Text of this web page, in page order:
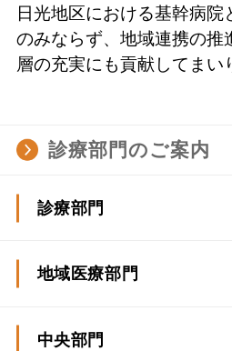
日光地区における基幹病院
のみならず、地域連携の推
層の充実にも貢献してまい
診療部門のご案内
診療部門
呼吸器内科、膠原病・アレル
地域医療部門
日光市立三依診療所
中央部門